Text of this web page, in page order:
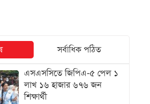
সর্বাধিক পঠিত
এসএসসিতে জিপিএ-৫ পেল ১
লাখ ১৬ হাজার ৬৭৬ জন
শিক্ষার্থী